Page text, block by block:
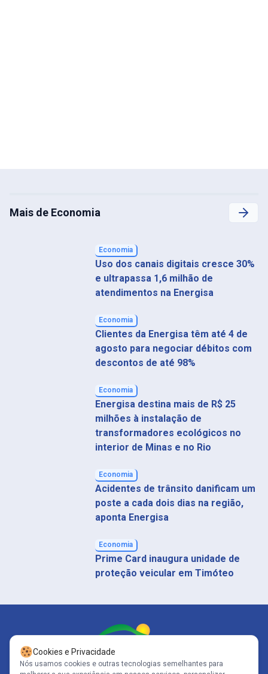
Mais de Economia
Economia
Uso dos canais digitais cresce 30%
e ultrapassa 1,6 milhão de
atendimentos na Energisa
Economia
Clientes da Energisa têm até 4 de
agosto para negociar débitos com
descontos de até 98%
Economia
Energisa destina mais de R$ 25
milhões à instalação de
transformadores ecológicos no
interior de Minas e no Rio
Economia
Acidentes de trânsito danificam um
poste a cada dois dias na região,
aponta Energisa
Economia
Prime Card inaugura unidade de
proteção veicular em Timóteo
Cookies e Privacidade
Nós usamos cookies e outras tecnologias semelhantes para